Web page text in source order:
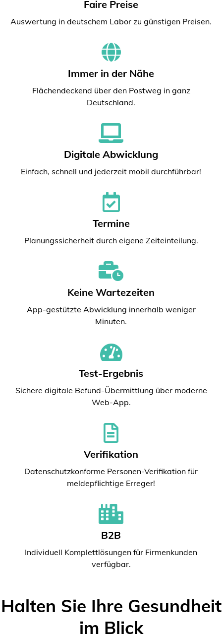
Faire Preise
Auswertung in deutschem Labor zu günstigen Preisen.
Immer in der Nähe
Flächendeckend über den Postweg in ganz
Deutschland.
Digitale Abwicklung
Einfach, schnell und jederzeit mobil durchführbar!
Termine
Planungssicherheit durch eigene Zeiteinteilung.
Keine Wartezeiten
App-gestützte Abwicklung innerhalb weniger
Minuten.
Test-Ergebnis
Sichere digitale Befund-Übermittlung über moderne
Web-App.
Verifikation
Datenschutzkonforme Personen-Verifikation für
meldepflichtige Erreger!
B2B
Individuell Komplettlösungen für Firmenkunden
verfügbar.
Halten Sie Ihre Gesundheit
im Blick